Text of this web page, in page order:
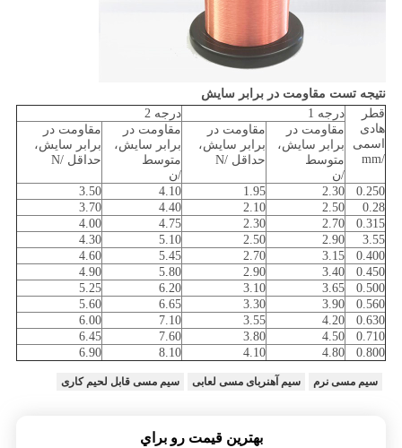
نتیجه تست مقاومت در برابر سایش
قطر
هادی
اسمی
/mm
درجه 1
درجه 2
مقاومت در
برابر سایش،
متوسط
/ن
مقاومت در
برابر سایش،
حداقل /N
مقاومت در
برابر سایش،
متوسط
/ن
مقاومت در
برابر سایش،
حداقل /N
0.250
2.30
1.95
4.10
3.50
0.28
2.50
2.10
4.40
3.70
0.315
2.70
2.30
4.75
4.00
3.55
2.90
2.50
5.10
4.30
0.400
3.15
2.70
5.45
4.60
0.450
3.40
2.90
5.80
4.90
0.500
3.65
3.10
6.20
5.25
0.560
3.90
3.30
6.65
5.60
0.630
4.20
3.55
7.10
6.00
0.710
4.50
3.80
7.60
6.45
0.800
4.80
4.10
8.10
6.90
سیم مسی نرم سیم آهنربای مسی لعابی سیم مسی قابل لحیم کاری
بهترين قيمت رو براي